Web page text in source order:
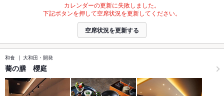
カレンダーの更新に失敗しました。
下記ボタンを押して空席状況を更新してください。
空席状況を更新する
和食 大和田・開発
蕎の膳 櫻庭